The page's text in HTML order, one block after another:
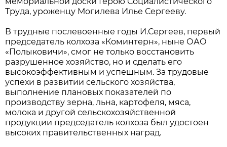
Труда, уроженцу Могилева Илье Сергееву.
В трудные послевоенные годы И.Сергеев, первый
председатель колхоза «Коминтерн», ныне ОАО
«Полыковичи», смог не только восстановить
разрушенное хозяйство, но и сделать его
высокоэффективным и успешным. За трудовые
успехи в развитии сельского хозяйства,
выполнение плановых показателей по
производству зерна, льна, картофеля, мяса,
молока и другой сельскохозяйственной
продукции председатель колхоза был удостоен
высоких правительственных наград.